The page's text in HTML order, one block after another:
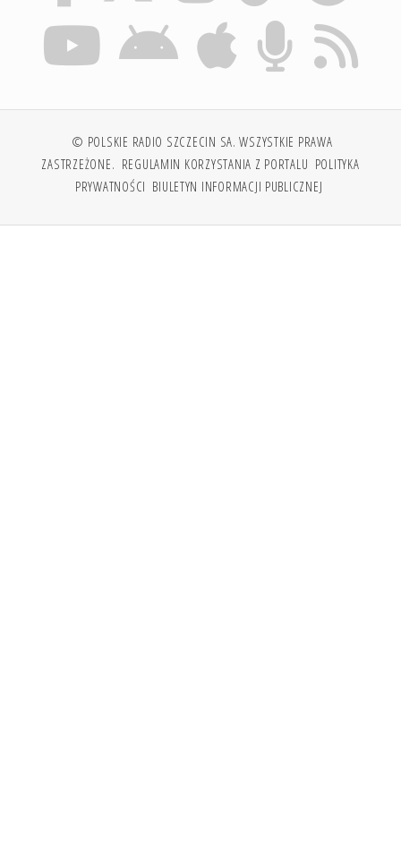
© POLSKIE RADIO SZCZECIN SA. WSZYSTKIE PRAWA
ZASTRZEŻONE. REGULAMIN KORZYSTANIA Z PORTALU POLITYKA
PRYWATNOŚCI BIULETYN INFORMACJI PUBLICZNEJ